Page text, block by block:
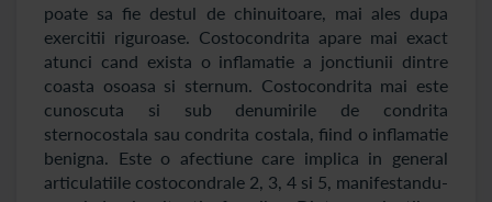
poate sa fie destul de chinuitoare, mai ales dupa
exercitii riguroase. Costocondrita apare mai exact
atunci cand exista o inflamatie a jonctiunii dintre
coasta osoasa si sternum. Costocondrita mai este
cunoscuta si sub denumirile de condrita
sternocostala sau condrita costala, fiind o inflamatie
benigna. Este o afectiune care implica in general
articulatiile costocondrale 2, 3, 4 si 5, manifestandu-